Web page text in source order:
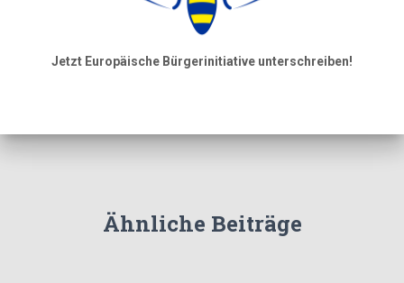
Jetzt Europäische Bürgerinitiative unterschreiben!
Ähnliche Beiträge